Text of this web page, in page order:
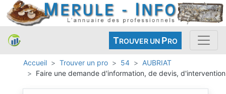
TROUVER UN PRO
Accueil Trouver un pro 54
AUBRIAT
Faire une demande d'information, de devis, d'intervention